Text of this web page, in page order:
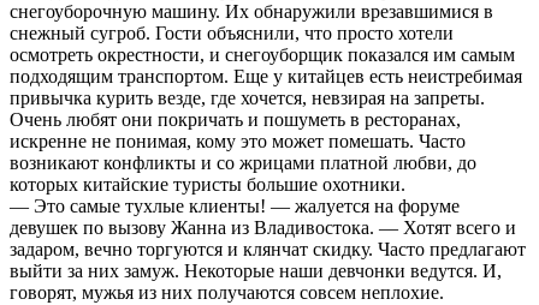
снегоуборочную машину. Их обнаружили врезавшимися в
снежный сугроб. Гости объяснили, что просто хотели
осмотреть окрестности, и снегоуборщик показался им самым
подходящим транспортом. Еще у китайцев есть неистребимая
привычка курить везде, где хочется, невзирая на запреты.
Очень любят они покричать и пошуметь в ресторанах,
искренне не понимая, кому это может помешать. Часто
возникают конфликты и со жрицами платной любви, до
которых китайские туристы большие охотники.
— Это самые тухлые клиенты! — жалуется на форуме
девушек по вызову Жанна из Владивостока. — Хотят всего и
задаром, вечно торгуются и клянчат скидку. Часто предлагают
выйти за них замуж. Некоторые наши девчонки ведутся. И,
говорят, мужья из них получаются совсем неплохие.